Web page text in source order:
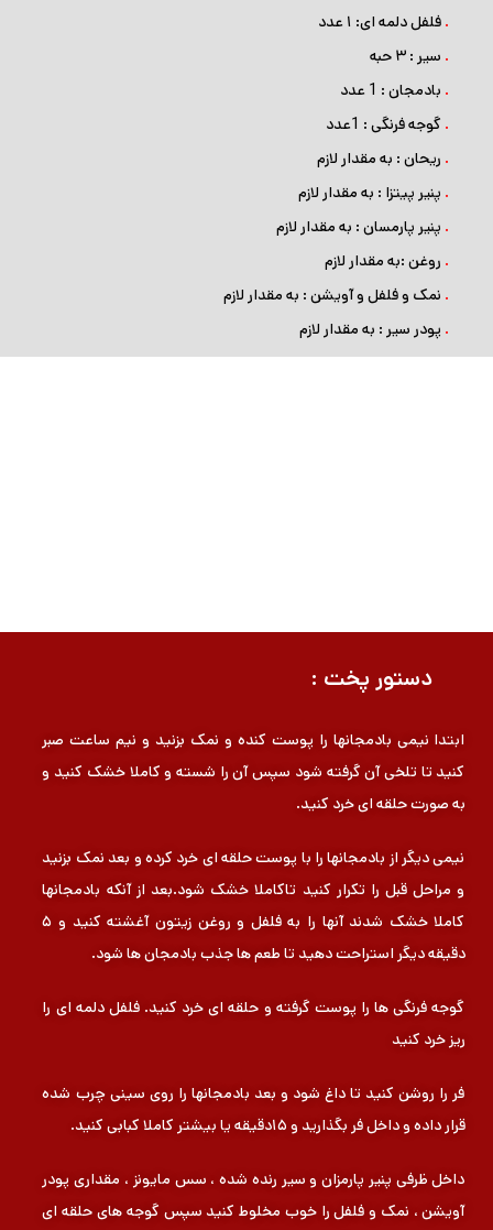
. فلفل دلمه ای: ۱ عدد
. سیر : ۳ حبه
. بادمجان : 1 عدد
. گوجه فرنگی : 1عدد
. ریحان : به مقدار لازم
. پنیر پیتزا : به مقدار لازم
. پنیر پارمسان : به مقدار لازم
. روغن :به مقدار لازم
. نمک و فلفل و آویشن : به مقدار لازم
. پودر سیر : به مقدار لازم
دستور پخت :
ابتدا نیمی بادمجانها را پوست کنده و نمک بزنید و نیم ساعت صبر
کنید تا تلخی آن گرفته شود سپس آن را شسته و کاملا خشک کنید و
به صورت حلقه ای خرد کنید.
نیمی دیگر از بادمجانها را با پوست حلقه ای خرد کرده و بعد نمک بزنید
و مراحل قبل را تکرار کنید تاکاملا خشک شود.بعد از آنکه بادمجانها
کاملا خشک شدند آنها را به فلفل و روغن زیتون آغشته کنید و ۵
دقیقه دیگر استراحت دهید تا طعم ها جذب بادمجان ها شود.
گوجه فرنگی ها را پوست گرفته و حلقه ای خرد کنید. فلفل دلمه ای را
ریز خرد کنید
فر را روشن کنید تا داغ شود و بعد بادمجانها را روی سینی چرب شده
قرار داده و داخل فر بگذارید و ۱۵دقیقه یا بیشتر کاملا کبابی کنید.
داخل ظرفی پنیر پارمزان و سیر رنده شده ، سس مایونز ، مقداری پودر
آویشن ، نمک و فلفل را خوب مخلوط کنید سپس گوجه های حلقه ای